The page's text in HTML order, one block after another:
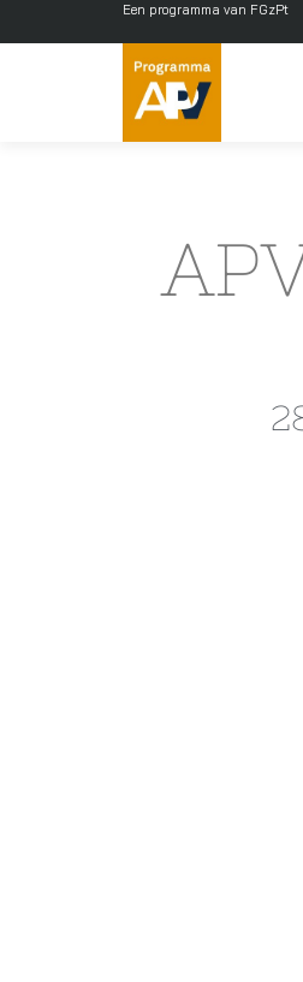
Een programma van FGzPt